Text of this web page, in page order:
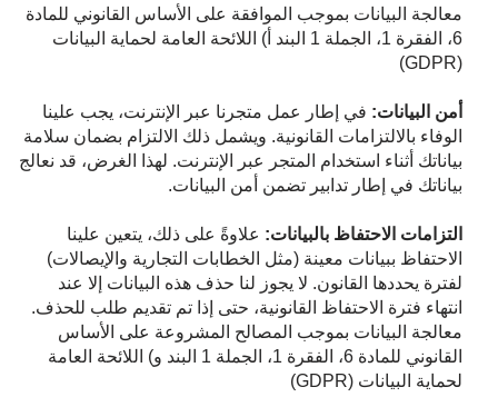
معالجة البيانات بموجب الموافقة على الأساس القانوني للمادة
6، الفقرة 1، الجملة 1 البند أ) اللائحة العامة لحماية البيانات
(GDPR)
أمن البيانات: في إطار عمل متجرنا عبر الإنترنت، يجب علينا
الوفاء بالالتزامات القانونية. ويشمل ذلك الالتزام بضمان سلامة
بياناتك أثناء استخدام المتجر عبر الإنترنت. لهذا الغرض، قد نعالج
بياناتك في إطار تدابير تضمن أمن البيانات.
التزامات الاحتفاظ بالبيانات: علاوةً على ذلك، يتعين علينا
الاحتفاظ ببيانات معينة (مثل الخطابات التجارية والإيصالات)
لفترة يحددها القانون. لا يجوز لنا حذف هذه البيانات إلا عند
انتهاء فترة الاحتفاظ القانونية، حتى إذا تم تقديم طلب للحذف.
معالجة البيانات بموجب المصالح المشروعة على الأساس
القانوني للمادة 6، الفقرة 1، الجملة 1 البند و) اللائحة العامة
لحماية البيانات (GDPR)